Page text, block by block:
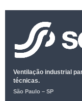
Ventilação industrial
técnicas.
São Paulo – SP